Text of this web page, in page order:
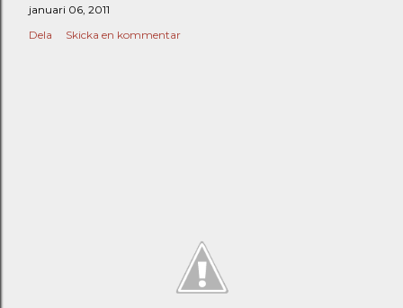
januari 06, 2011
Dela
Skicka en kommentar